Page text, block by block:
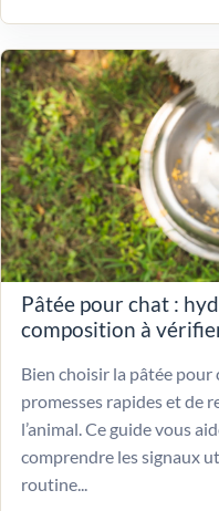
Pâtée pour chat :
composition à
Bien choisir la pâtée pour
promesses rapides et de
l’animal. Ce guide vous
comprendre les signaux
routine...